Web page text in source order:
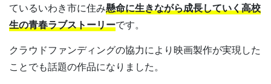
ているいわき市に住み懸命に生きながら成長していく高校
生の青春ラブストーリーです。
クラウドファンディングの協力により映画製作が実現した
ことでも話題の作品になりました。